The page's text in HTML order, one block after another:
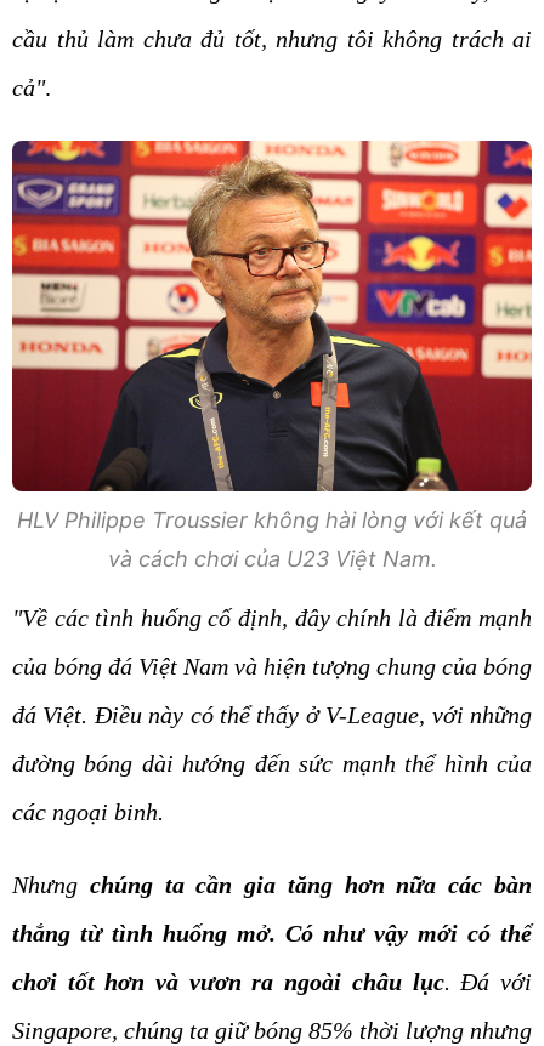
cầu thủ làm chưa đủ tốt, nhưng tôi không trách ai
cả".
HLV Philippe Troussier không hài lòng với kết quả
và cách chơi của U23 Việt Nam.
"Về các tình huống cố định, đây chính là điểm mạnh
của bóng đá Việt Nam và hiện tượng chung của bóng
đá Việt. Điều này có thể thấy ở V-League, với những
đường bóng dài hướng đến sức mạnh thể hình của
các ngoại binh.
Nhưng chúng ta cần gia tăng hơn nữa các bàn
thắng từ tình huống mở. Có như vậy mới có thể
chơi tốt hơn và vươn ra ngoài châu lục. Đá với
Singapore, chúng ta giữ bóng 85% thời lượng nhưng